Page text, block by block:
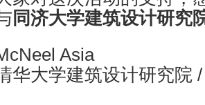
同济大学建筑设计研究
Asia
华大学建筑设计研究院